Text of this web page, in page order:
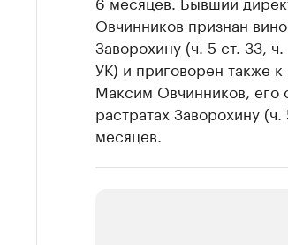
Овчинников признан
Заворохину (ч. 5 ст. 33,
УК) и приговорен также
Максим Овчинников, его
растратах Заворохину
месяцев.